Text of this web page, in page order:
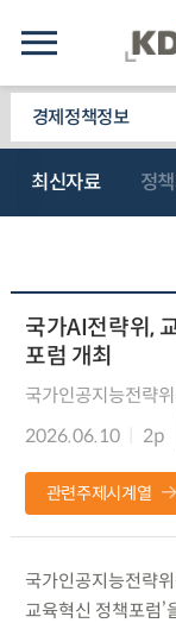
경제정책정보
최신자료 정
국가AI전략위,
포럼 개최
국가인공지능전략
2026.06.10
2p
관련주제시계열
국가인공지능전략
교육혁신 정책포럼’